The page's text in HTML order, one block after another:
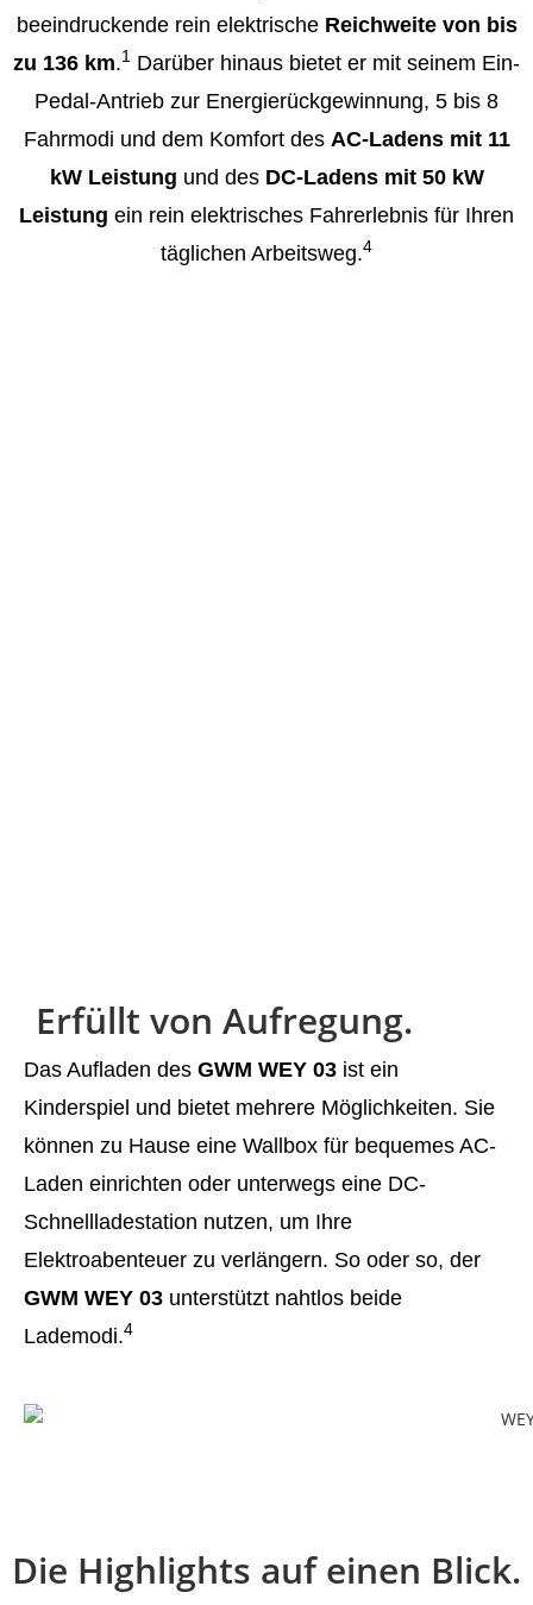
beeindruckende rein elektrische Reichweite von bis
zu 136 km.1
Darüber hinaus bietet er mit seinem Ein-
Pedal-Antrieb zur Energierückgewinnung, 5 bis 8
Fahrmodi und dem Komfort des AC-Ladens mit 11
kW Leistung und des DC-Ladens mit 50 kW
Leistung ein rein elektrisches Fahrerlebnis für Ihren
täglichen Arbeitsweg.4
Erfüllt von Aufregung.
Das Aufladen des GWM WEY 03 ist ein
Kinderspiel und bietet mehrere Möglichkeiten. Sie
können zu Hause eine Wallbox für bequemes AC-
Laden einrichten oder unterwegs eine DC-
Schnellladestation nutzen, um Ihre
Elektroabenteuer zu verlängern. So oder so, der
GWM WEY 03 unterstützt nahtlos beide
Lademodi.4
Die Highlights auf einen Blick.